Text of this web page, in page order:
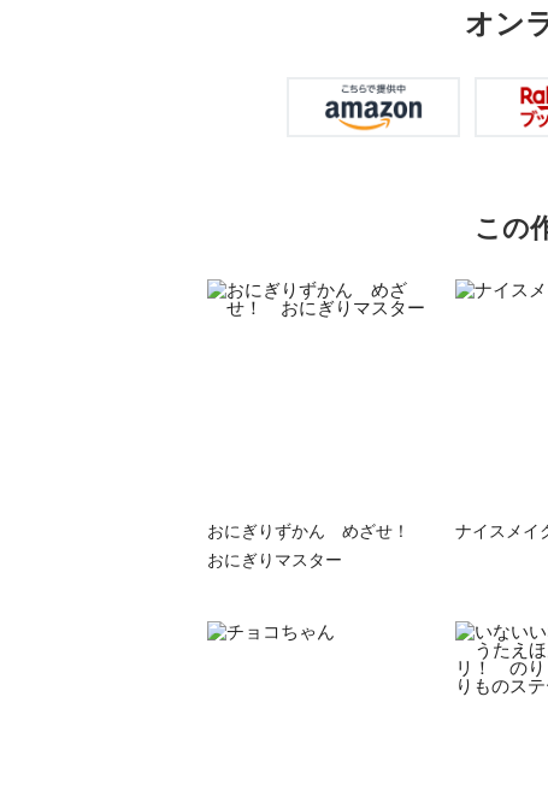
オン
この
おにぎりずかん めざせ！
おにぎりマスター
ナイスメイ